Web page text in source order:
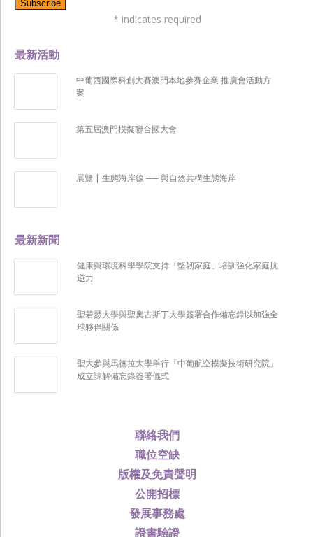
聯絡我們
職位空缺
版權及免責聲明
公開招標
發展事務處
證書驗證
最新新聞
健康與環境科學學院支持「堅韌家庭」培訓強化家庭抗
逆力
聖若瑟大學與聖奧古斯丁大學簽署合作備忘錄以加強全
球夥伴關係
聖大參與馬德拉大學舉行「中葡航空模擬技術研究院」
成立諒解備忘錄簽署儀式
最新活動
中葡西國際科創大賽澳門本地參賽企業 推廣會活動方
案
第五屆澳門模擬聯合國大會
展覽 | 生態海岸線 ── 與自然共構生態海岸
* indicates required